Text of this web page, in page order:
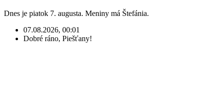
Dnes je piatok 7. augusta. Meniny má Štefánia.
07.08.2026, 00:01
Dobré ráno, Piešťany!